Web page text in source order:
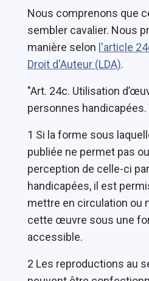
Nous comprenons que
sembler cavalier. Nous
manière selon l'article
Droit d'Auteur (LDA).
"Art. 24c. Utilisation
personnes handicapées.
1 Si la forme sous
publiée ne permet pas
perception de celle-ci
handicapées, il est
mettre en circulation ou
cette œuvre sous une
accessible.
2 Les reproductions au